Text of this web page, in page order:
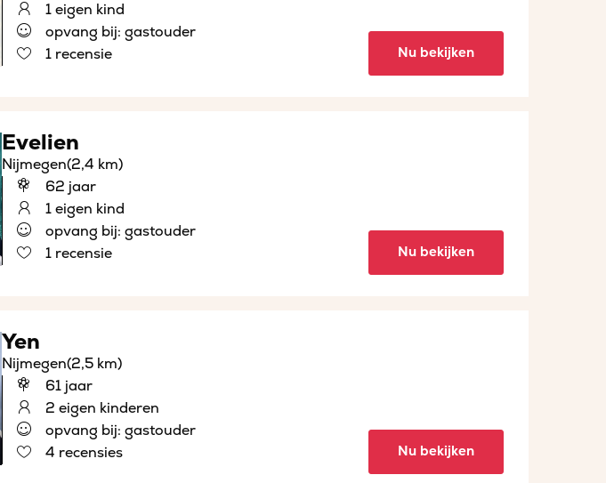
1 eigen kind
opvang bij: gastouder
1 recensie
Nu bekijken
Evelien
Nijmegen(2,4 km)
62 jaar
1 eigen kind
opvang bij: gastouder
1 recensie
Nu bekijken
Yen
Nijmegen(2,5 km)
61 jaar
2 eigen kinderen
opvang bij: gastouder
4 recensies
Nu bekijken